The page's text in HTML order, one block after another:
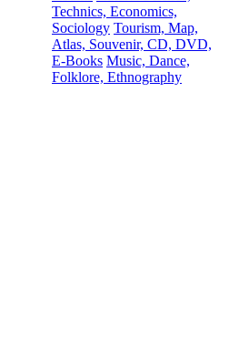
Technics, Economics,
Sociology Tourism, Map,
Atlas, Souvenir, CD, DVD,
E-Books Music, Dance,
Folklore, Ethnography